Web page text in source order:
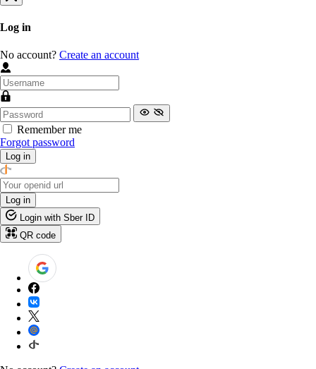
Log in
No account? Create an account
Remember me
Forgot password
Log in
Log in
Login with Sber ID
QR code